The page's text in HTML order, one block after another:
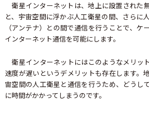
衛星インターネットは、地上に設置された
と、宇宙空間に浮かぶ人工衛星の間、さらに
（アンテナ）との間で通信を行うことで、ケ
インターネット通信を可能にします。
衛星インターネットにはこのようなメリッ
速度が遅いというデメリットも存在します。
宙空間の人工衛星と通信を行うため、どうし
に時間がかかってしまうのです。